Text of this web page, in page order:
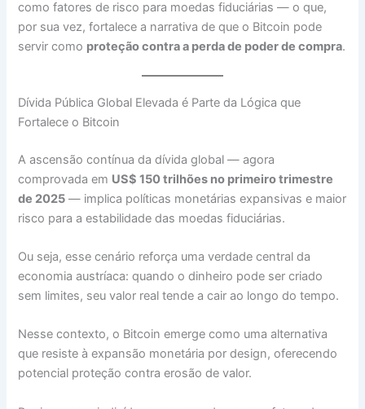
como fatores de risco para moedas fiduciárias — o que,
por sua vez, fortalece a narrativa de que o Bitcoin pode
servir como proteção contra a perda de poder de compra.
Dívida Pública Global Elevada é Parte da Lógica que
Fortalece o Bitcoin
A ascensão contínua da dívida global — agora
comprovada em US$ 150 trilhões no primeiro trimestre
de 2025 — implica políticas monetárias expansivas e maior
risco para a estabilidade das moedas fiduciárias.
Ou seja, esse cenário reforça uma verdade central da
economia austríaca: quando o dinheiro pode ser criado
sem limites, seu valor real tende a cair ao longo do tempo.
Nesse contexto, o Bitcoin emerge como uma alternativa
que resiste à expansão monetária por design, oferecendo
potencial proteção contra erosão de valor.